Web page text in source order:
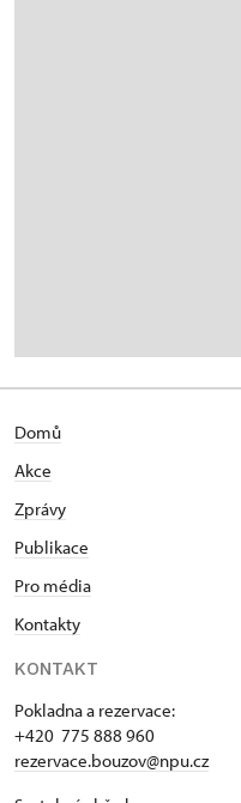
Domů
Akce
Zprávy
Publikace
Pro média
Kontakty
KONTAKT
Pokladna a rezervace:
+420 775 888 960
rezervace.bouzov@npu.cz